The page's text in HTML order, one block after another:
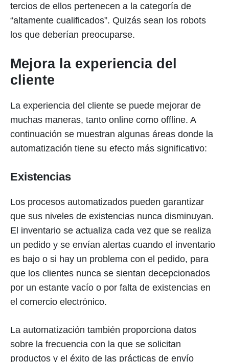
tercios de ellos pertenecen a la categoría de
“altamente cualificados”. Quizás sean los robots
los que deberían preocuparse.
Mejora la experiencia del
cliente
La experiencia del cliente se puede mejorar de
muchas maneras, tanto online como offline. A
continuación se muestran algunas áreas donde la
automatización tiene su efecto más significativo:
Existencias
Los procesos automatizados pueden garantizar
que sus niveles de existencias nunca disminuyan.
El inventario se actualiza cada vez que se realiza
un pedido y se envían alertas cuando el inventario
es bajo o si hay un problema con el pedido, para
que los clientes nunca se sientan decepcionados
por un estante vacío o por falta de existencias en
el comercio electrónico.
La automatización también proporciona datos
sobre la frecuencia con la que se solicitan
productos y el éxito de las prácticas de envío